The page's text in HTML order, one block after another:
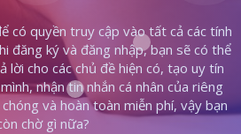
có quyền truy cập vào tất cả các tính
đăng ký và đăng nhập, bạn sẽ có thể
lời cho các chủ đề hiện có, tạo uy tín
nhận tin nhắn cá nhân của riêng
và hoàn toàn miễn phí, vậy bạn
chờ gì nữa?